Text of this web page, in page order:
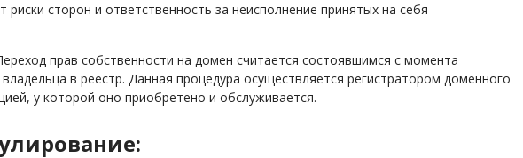
риски сторон и ответственность за неисполнение принятых на себя
прав собственности на домен считается состоявшимся с момента
в реестр. Данная процедура осуществляется регистратором доменного
у которой оно приобретено и обслуживается.